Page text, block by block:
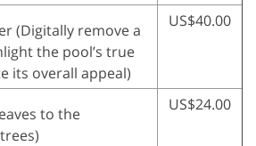
(Digitally remove a
the pool’s true
its overall appeal)
US$40.00
to the
US$24.00